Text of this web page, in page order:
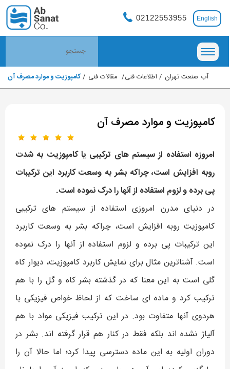
English
02122553955
آب صنعت تهران اطلاعات فنی مقالات فنی کامپوزیت و موارد مصرف آن
کامپوزیت و موارد مصرف آن
امروزه استفاده از سیستم های ترکیبی یا کامپوزیت به شدت
روبه افزایش است، چراکه بشر به وسعت کاربرد این ترکیبات
پی برده و لزوم استفاده از آنها را درک نموده است.
در دنیای مدرن امروزی استفاده از سیستم های ترکیبی
کامپوزیت روبه افزایش است، چراکه بشر به وسعت کاربرد
این ترکیبات پی برده و لزوم استفاده از آنها را درک نموده
است. آشناترین مثال برای نمایش کاربرد کامپوزیت، دیوار کاه
گلی است به این معنا که در گذشته بشر کاه و گل را با هم
ترکیب کرد و ماده ای ساخت که از لحاظ خواص فیزیکی با
هردوی آنها متفاوت بود. در این ترکیب فیزیکی مواد با هم
آلیاژ نشده اند بلکه فقط در کنار هم قرار گرفته اند. بشر در
دوران اولیه به این ماده دسترسی پیدا کرد؛ اما حالا آن را